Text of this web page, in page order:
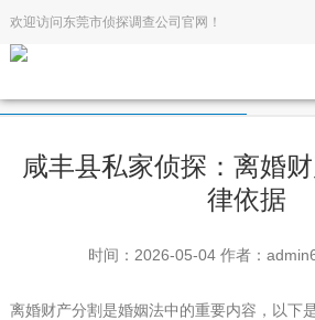
欢迎访问东莞市侦探调查公司官网！
咸丰县私家侦探：离婚
律依据
时间：2026-05-04 作者：
离婚财产分割是婚姻法中的重要内容，以下